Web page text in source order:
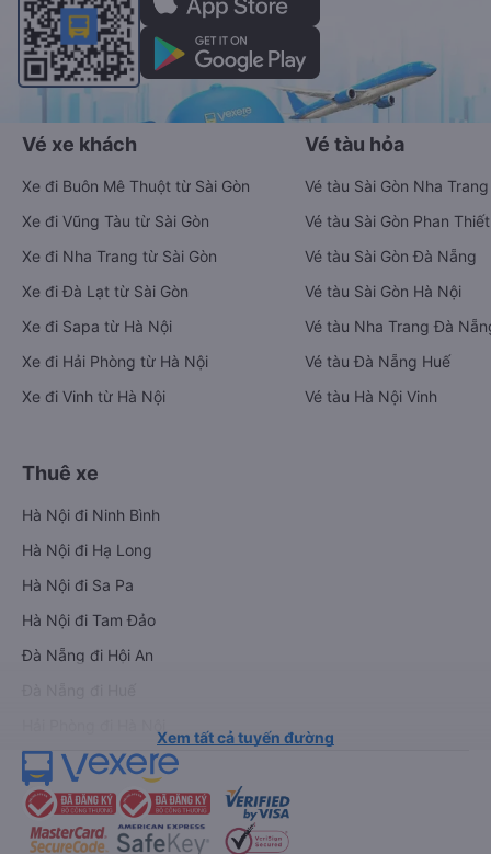
Vé xe khách
Xe đi Buôn Mê Thuột từ Sài Gòn
Xe đi Vũng Tàu từ Sài Gòn
Xe đi Nha Trang từ Sài Gòn
Xe đi Đà Lạt từ Sài Gòn
Xe đi Sapa từ Hà Nội
Xe đi Hải Phòng từ Hà Nội
Xe đi Vinh từ Hà Nội
Vé tàu hỏa
Vé tàu Sài Gòn Nha Trang
Vé tàu Sài Gòn Phan Thiết
Vé tàu Sài Gòn Đà Nẵng
Vé tàu Sài Gòn Hà Nội
Vé tàu Nha Trang Đà
Vé tàu Đà Nẵng Huế
Vé tàu Hà Nội Vinh
Thuê xe
Hà Nội đi Ninh Bình
Hà Nội đi Hạ Long
Hà Nội đi Sa Pa
Hà Nội đi Tam Đảo
Đà Nẵng đi Hội An
Xem tất cả tuyến đường